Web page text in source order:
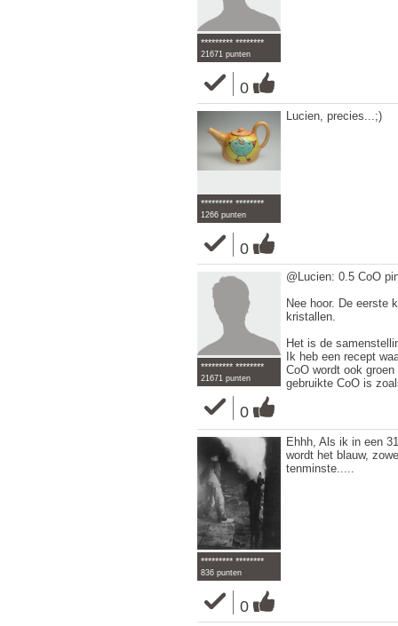
********* ********
21671 punten
0
********* ********
1266 punten
0
Lucien, precies...;)
********* ********
21671 punten
0
@Lucien: 0.5 CoO
Nee hoor. De eerste
kristallen.
Het is de
Ik heb een recept
CoO wordt ook
gebruikte CoO is
********* ********
836 punten
0
Ehhh, Als ik in een
wordt het blauw,
tenminste.....